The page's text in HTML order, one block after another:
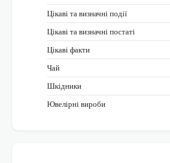
Цікаві та визначні події
Цікаві та визначні постаті
Цікаві факти
Чай
Шкідники
Ювелірні вироби